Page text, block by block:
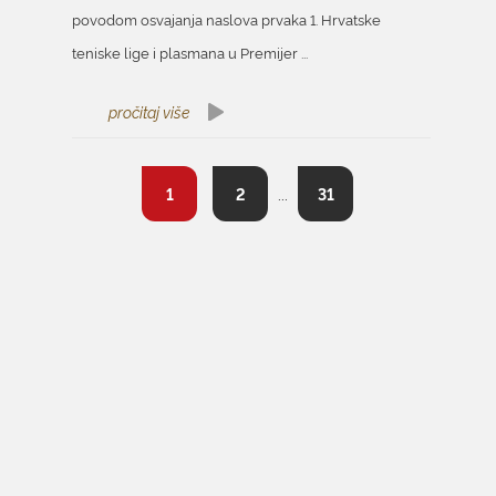
povodom osvajanja naslova prvaka 1. Hrvatske
teniske lige i plasmana u Premijer ...
pročitaj više
1 2 31